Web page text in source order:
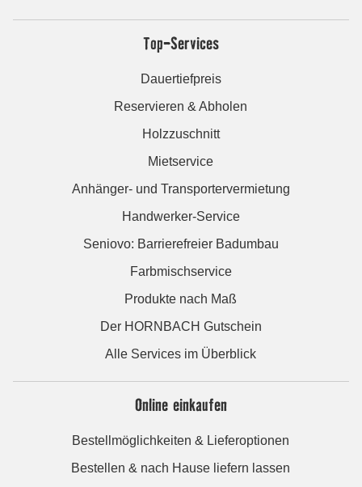
Top-Services
Dauertiefpreis
Reservieren & Abholen
Holzzuschnitt
Mietservice
Anhänger- und Transportervermietung
Handwerker-Service
Seniovo: Barrierefreier Badumbau
Farbmischservice
Produkte nach Maß
Der HORNBACH Gutschein
Alle Services im Überblick
Online einkaufen
Bestellmöglichkeiten & Lieferoptionen
Bestellen & nach Hause liefern lassen